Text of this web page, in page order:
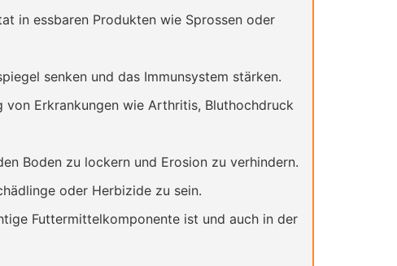
in essbaren Produkten wie Sprossen oder
senken und das Immunsystem stärken.
Erkrankungen wie Arthritis, Bluthochdruck
Boden zu lockern und Erosion zu verhindern.
oder Herbizide zu sein.
Futtermittelkomponente ist und auch in der